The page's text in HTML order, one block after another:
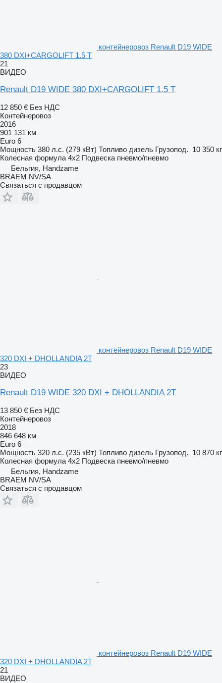
контейнеровоз Renault D19 WIDE
380 DXI+CARGOLIFT 1.5 T
21
ВИДЕО
Renault D19 WIDE 380 DXI+CARGOLIFT 1.5 T
12 850 € Без НДС
Контейнеровоз
2016
901 131 км
Euro 6
Мощность 380 л.с. (279 кВт) Топливо дизель Грузопод. 10 350 кг
Колесная формула 4x2 Подвеска пневмо/пневмо
Бельгия, Handzame
BRAEM NV/SA
Связаться с продавцом
контейнеровоз Renault D19 WIDE
320 DXI + DHOLLANDIA 2T
23
ВИДЕО
Renault D19 WIDE 320 DXI + DHOLLANDIA 2T
13 850 € Без НДС
Контейнеровоз
2018
846 648 км
Euro 6
Мощность 320 л.с. (235 кВт) Топливо дизель Грузопод. 10 870 кг
Колесная формула 4x2 Подвеска пневмо/пневмо
Бельгия, Handzame
BRAEM NV/SA
Связаться с продавцом
контейнеровоз Renault D19 WIDE
320 DXI + DHOLLANDIA 2T
21
ВИДЕО